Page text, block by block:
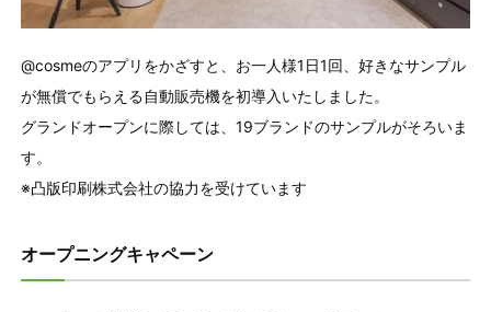
@cosmeのアプリをかざすと、お一人様1日1回、好きなサンプル
が無償でもらえる自動販売機を初導入いたしました。
グランドオープンに際しては、19ブランドのサンプルがそろいま
す。
※凸版印刷株式会社の協力を受けています
オープニングキャペーン